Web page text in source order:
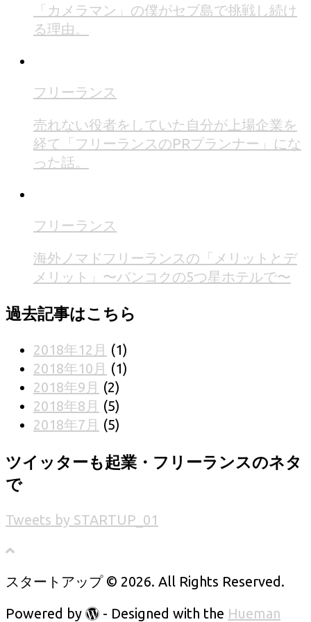
「カメラマン」の僕がセブ島で挑戦し続け
る理由。
フリーランス
売れない役者をしていた自分が上場企業を
経て「フリーランスのPRプランナー」にな
った話。
フリーランス
海外ノマドフリーランスの「メリットとデ
メリット」〜バンコクの5つ星ホテルで〜
過去記事はこちら
2018年12月 (1)
2018年10月 (1)
2018年9月 (2)
2018年8月 (5)
2018年7月 (5)
ツイッターも起業・フリーランスのネタ
で
Tweets by STARTUP_01
スタートアップ © 2026. All Rights Reserved.
Powered by
- Designed with the Hueman